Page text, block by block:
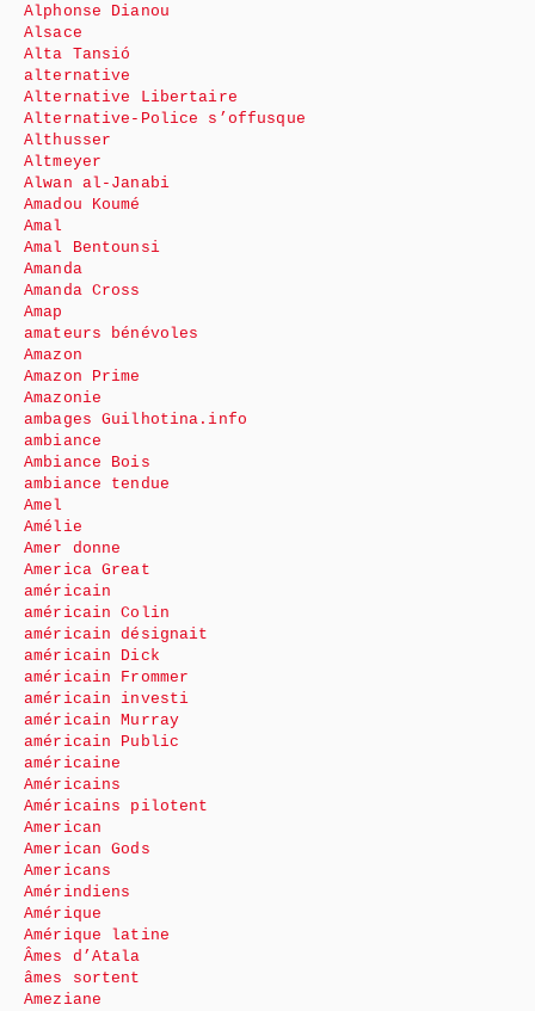
Alphonse Dianou
Alsace
Alta Tansió
alternative
Alternative Libertaire
Alternative-Police s’offusque
Althusser
Altmeyer
Alwan al-Janabi
Amadou Koumé
Amal
Amal Bentounsi
Amanda
Amanda Cross
Amap
amateurs bénévoles
Amazon
Amazon Prime
Amazonie
ambages Guilhotina.info
ambiance
Ambiance Bois
ambiance tendue
Amel
Amélie
Amer donne
America Great
américain
américain Colin
américain désignait
américain Dick
américain Frommer
américain investi
américain Murray
américain Public
américaine
Américains
Américains pilotent
American
American Gods
Americans
Amérindiens
Amérique
Amérique latine
Âmes d’Atala
âmes sortent
Ameziane